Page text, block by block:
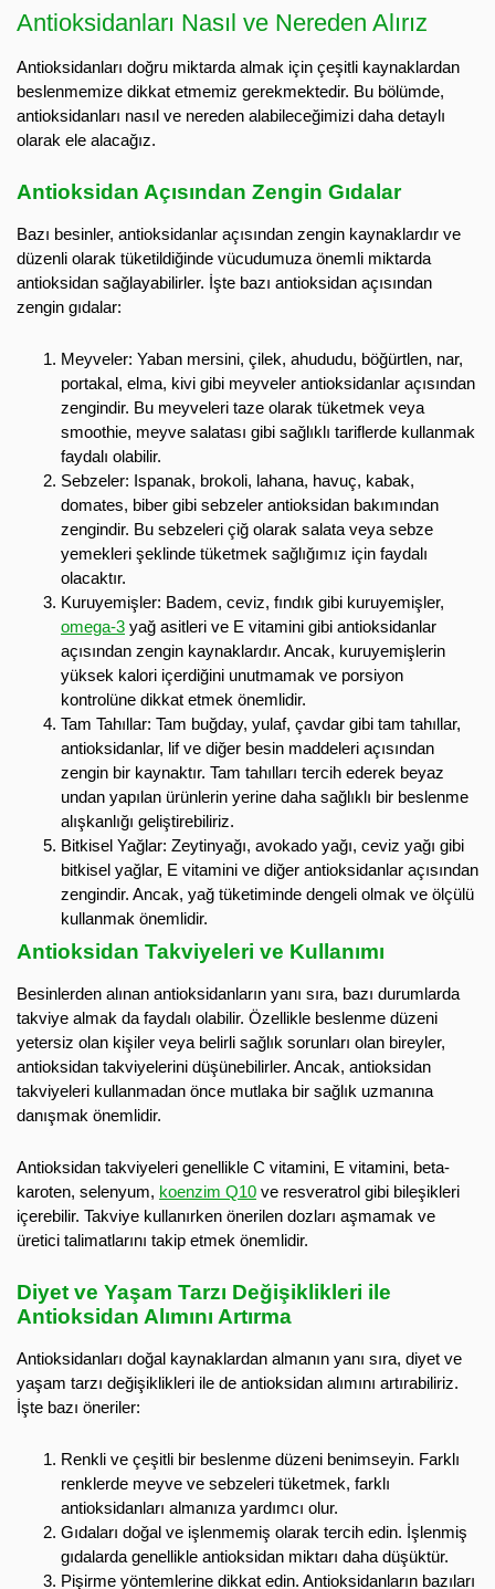
Antioksidanları Nasıl ve Nereden Alırız
Antioksidanları doğru miktarda almak için çeşitli kaynaklardan
beslenmemize dikkat etmemiz gerekmektedir. Bu bölümde,
antioksidanları nasıl ve nereden alabileceğimizi daha detaylı
olarak ele alacağız.
Antioksidan Açısından Zengin Gıdalar
Bazı besinler, antioksidanlar açısından zengin kaynaklardır ve
düzenli olarak tüketildiğinde vücudumuza önemli miktarda
antioksidan sağlayabilirler. İşte bazı antioksidan açısından
zengin gıdalar:
Meyveler: Yaban mersini, çilek, ahududu, böğürtlen, nar,
portakal, elma, kivi gibi meyveler antioksidanlar açısından
zengindir. Bu meyveleri taze olarak tüketmek veya
smoothie, meyve salatası gibi sağlıklı tariflerde kullanmak
faydalı olabilir.
Sebzeler: Ispanak, brokoli, lahana, havuç, kabak,
domates, biber gibi sebzeler antioksidan bakımından
zengindir. Bu sebzeleri çiğ olarak salata veya sebze
yemekleri şeklinde tüketmek sağlığımız için faydalı
olacaktır.
Kuruyemişler: Badem, ceviz, fındık gibi kuruyemişler,
omega-3 yağ asitleri ve E vitamini gibi antioksidanlar
açısından zengin kaynaklardır. Ancak, kuruyemişlerin
yüksek kalori içerdiğini unutmamak ve porsiyon
kontrolüne dikkat etmek önemlidir.
Tam Tahıllar: Tam buğday, yulaf, çavdar gibi tam tahıllar,
antioksidanlar, lif ve diğer besin maddeleri açısından
zengin bir kaynaktır. Tam tahılları tercih ederek beyaz
undan yapılan ürünlerin yerine daha sağlıklı bir beslenme
alışkanlığı geliştirebiliriz.
Bitkisel Yağlar: Zeytinyağı, avokado yağı, ceviz yağı gibi
bitkisel yağlar, E vitamini ve diğer antioksidanlar açısından
zengindir. Ancak, yağ tüketiminde dengeli olmak ve ölçülü
kullanmak önemlidir.
Antioksidan Takviyeleri ve Kullanımı
Besinlerden alınan antioksidanların yanı sıra, bazı durumlarda
takviye almak da faydalı olabilir. Özellikle beslenme düzeni
yetersiz olan kişiler veya belirli sağlık sorunları olan bireyler,
antioksidan takviyelerini düşünebilirler. Ancak, antioksidan
takviyeleri kullanmadan önce mutlaka bir sağlık uzmanına
danışmak önemlidir.
Antioksidan takviyeleri genellikle C vitamini, E vitamini, beta-
karoten, selenyum, koenzim Q10 ve resveratrol gibi bileşikleri
içerebilir. Takviye kullanırken önerilen dozları aşmamak ve
üretici talimatlarını takip etmek önemlidir.
Diyet ve Yaşam Tarzı Değişiklikleri ile
Antioksidan Alımını Artırma
Antioksidanları doğal kaynaklardan almanın yanı sıra, diyet ve
yaşam tarzı değişiklikleri ile de antioksidan alımını artırabiliriz.
İşte bazı öneriler:
Renkli ve çeşitli bir beslenme düzeni benimseyin. Farklı
renklerde meyve ve sebzeleri tüketmek, farklı
antioksidanları almanıza yardımcı olur.
Gıdaları doğal ve işlenmemiş olarak tercih edin. İşlenmiş
gıdalarda genellikle antioksidan miktarı daha düşüktür.
Pişirme yöntemlerine dikkat edin. Antioksidanların bazıları